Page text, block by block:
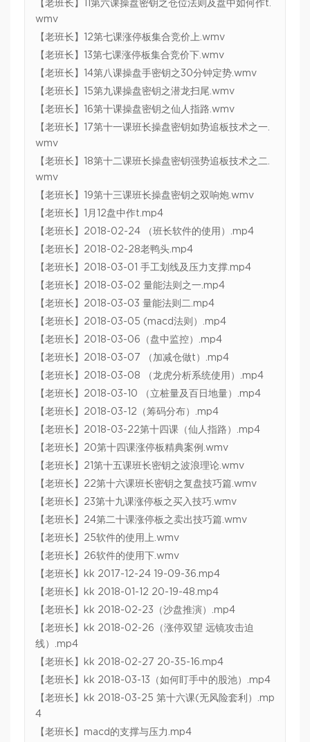
【老班长】11第六课操盘密钥之仓位法则及盘中如何作t.
wmv
【老班长】12第七课涨停板集合竞价上.wmv
【老班长】13第七课涨停板集合竞价下.wmv
【老班长】14第八课操盘手密钥之30分钟定势.wmv
【老班长】15第九课操盘密钥之潜龙扫尾.wmv
【老班长】16第十课操盘密钥之仙人指路.wmv
【老班长】17第十一课班长操盘密钥如势追板技术之一.
wmv
【老班长】18第十二课班长操盘密钥强势追板技术之二.
wmv
【老班长】19第十三课班长操盘密钥之双响炮.wmv
【老班长】1月12盘中作t.mp4
【老班长】2018-02-24 （班长软件的使用）.mp4
【老班长】2018-02-28老鸭头.mp4
【老班长】2018-03-01 手工划线及压力支撑.mp4
【老班长】2018-03-02 量能法则之一.mp4
【老班长】2018-03-03 量能法则二.mp4
【老班长】2018-03-05 (macd法则）.mp4
【老班长】2018-03-06（盘中监控）.mp4
【老班长】2018-03-07 （加减仓做t）.mp4
【老班长】2018-03-08 （龙虎分析系统使用）.mp4
【老班长】2018-03-10 （立桩量及百日地量）.mp4
【老班长】2018-03-12（筹码分布）.mp4
【老班长】2018-03-22第十四课（仙人指路）.mp4
【老班长】20第十四课涨停板精典案例.wmv
【老班长】21第十五课班长密钥之波浪理论.wmv
【老班长】22第十六课班长密钥之复盘技巧篇.wmv
【老班长】23第十九课涨停板之买入技巧.wmv
【老班长】24第二十课涨停板之卖出技巧篇.wmv
【老班长】25软件的使用上.wmv
【老班长】26软件的使用下.wmv
【老班长】kk 2017-12-24 19-09-36.mp4
【老班长】kk 2018-01-12 20-19-48.mp4
【老班长】kk 2018-02-23（沙盘推演）.mp4
【老班长】kk 2018-02-26（涨停双望 远镜攻击迫
线）.mp4
【老班长】kk 2018-02-27 20-35-16.mp4
【老班长】kk 2018-03-13（如何盯手中的股池）.mp4
【老班长】kk 2018-03-25 第十六课(无风险套利）.mp
4
【老班长】macd的支撑与压力.mp4